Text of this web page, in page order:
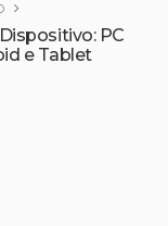
PC
e Tablet